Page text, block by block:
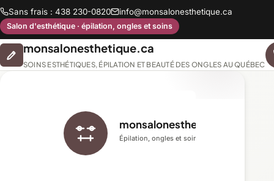
Sans frais : 438 230-0820 info@monsalonesthetique.ca
Salon d'esthétique · épilation, ongles et soins
monsalonesthetique.ca
SOINS ESTHÉTIQUES, ÉPILATION ET BEAUTÉ DES ONGLES AU QUÉBEC
monsalonesthetique.ca
Épilation, ongles et soins du visage